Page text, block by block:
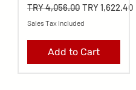
Regular Price
TRY 4,056.00 Sale Price
TRY 1,622.40
Sales Tax Included
Add to Cart